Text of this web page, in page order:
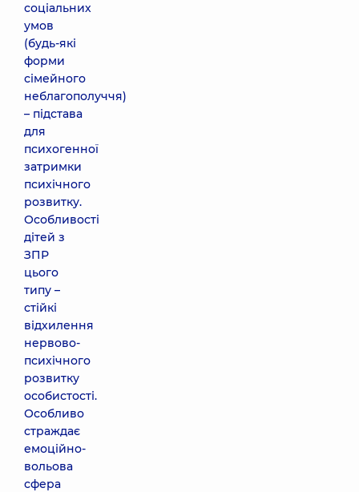
соціальних
умов
(будь-які
форми
сімейного
неблагополуччя)
– підстава
для
психогенної
затримки
психічного
розвитку.
Особливості
дітей з
ЗПР
цього
типу –
стійкі
відхилення
нервово-
психічного
розвитку
особистості.
Особливо
страждає
емоційно-
вольова
сфера